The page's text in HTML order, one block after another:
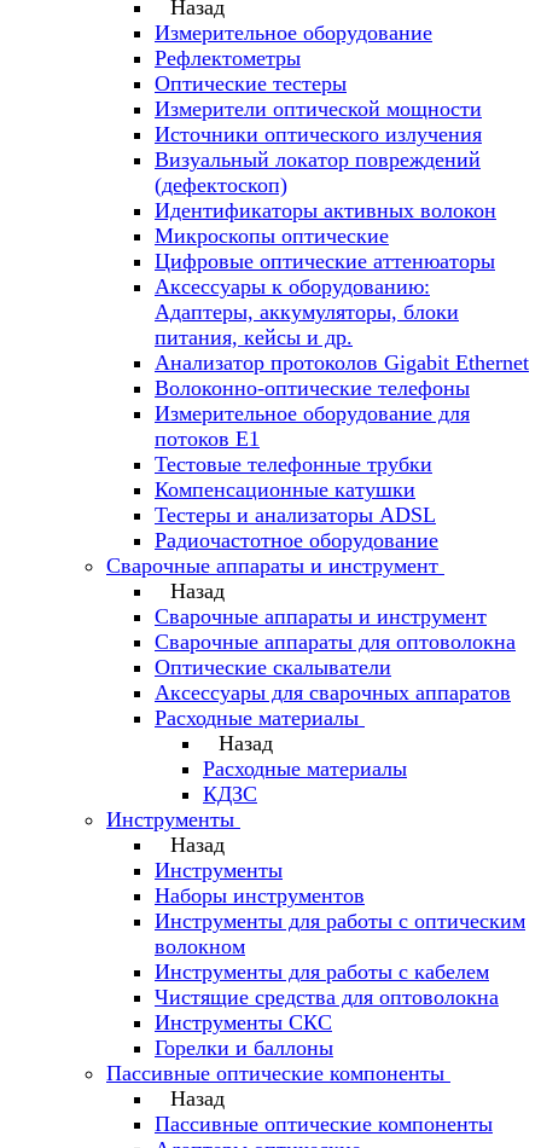
Назад
Измерительное оборудование
Рефлектометры
Оптические тестеры
Измерители оптической мощности
Источники оптического излучения
Визуальный локатор повреждений
(дефектоскоп)
Идентификаторы активных волокон
Микроскопы оптические
Цифровые оптические аттенюаторы
Аксессуары к оборудованию:
Адаптеры, аккумуляторы, блоки
питания, кейсы и др.
Анализатор протоколов Gigabit Ethernet
Волоконно-оптические телефоны
Измерительное оборудование для
потоков Е1
Тестовые телефонные трубки
Компенсационные катушки
Тестеры и анализаторы ADSL
Радиочастотное оборудование
Сварочные аппараты и инструмент
Назад
Сварочные аппараты и инструмент
Сварочные аппараты для оптоволокна
Оптические скалыватели
Аксессуары для сварочных аппаратов
Расходные материалы
Назад
Расходные материалы
КДЗС
Инструменты
Назад
Инструменты
Наборы инструментов
Инструменты для работы с оптическим
волокном
Инструменты для работы с кабелем
Чистящие средства для оптоволокна
Инструменты СКС
Горелки и баллоны
Пассивные оптические компоненты
Назад
Пассивные оптические компоненты